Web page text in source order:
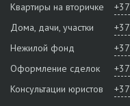
Квартиры на вторичке
Дома, дачи, участки
Нежилой фонд
Оформление сделок
Консультации юристов